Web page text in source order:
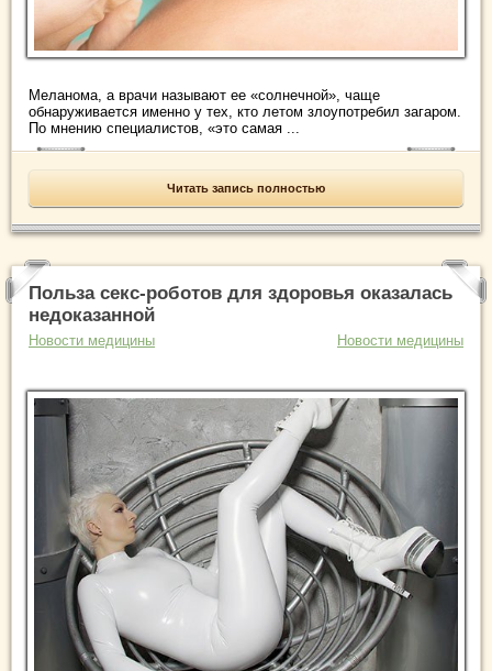
Меланома, а врачи называют ее «солнечной», чаще
обнаруживается именно у тех, кто летом злоупотребил загаром.
По мнению специалистов, «это самая ...
Читать запись полностью
Польза секс-роботов для здоровья оказалась
недоказанной
Новости медицины Новости медицины